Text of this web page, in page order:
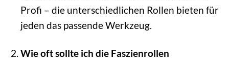
Profi – die unterschiedlichen Rollen bieten für
jeden das passende Werkzeug.
Wie oft sollte ich die Faszienrollen